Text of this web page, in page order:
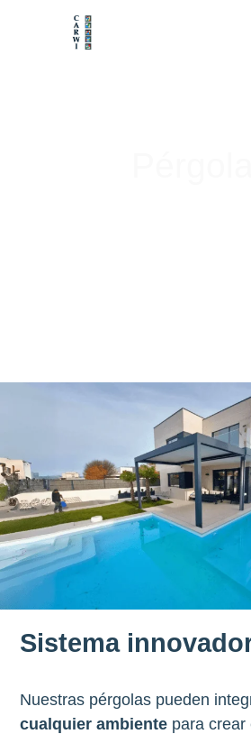
Sistema
Nuestras pérgolas pueden
cualquier ambiente para crear